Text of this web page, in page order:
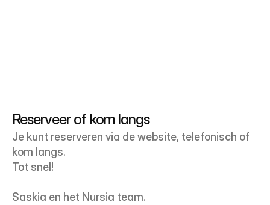
Reserveer of kom langs
Je kunt reserveren via de website, telefonisch of
kom langs.
Tot snel!
Saskia en het Nursia team.